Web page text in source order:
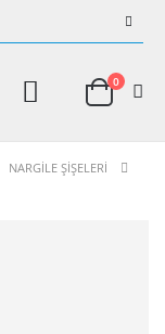
0
NARGILE ŞIŞELERI